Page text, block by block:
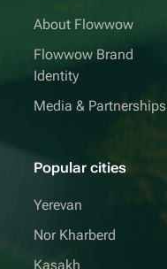
About Flowwow
Flowwow Brand
Identity
Media & Partnerships
Popular cities
Yerevan
Nor Kharberd
Kasakh